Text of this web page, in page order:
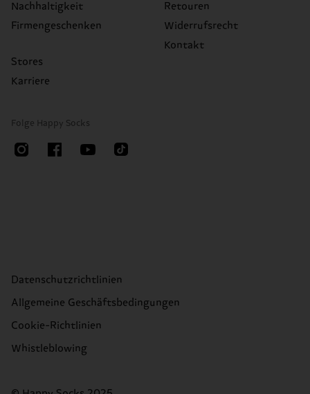
Nachhaltigkeit
Firmengeschenken
Stores
Karriere
Retouren
Widerrufsrecht
Kontakt
Folge Happy Socks
Datenschutzrichtlinien
Allgemeine Geschäftsbedingungen
Cookie-Richtlinien
Whistleblowing